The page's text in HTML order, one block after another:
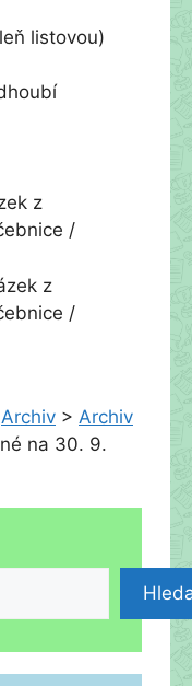
listovou)
z
/
z
/
Archiv > Archiv
na 30. 9.